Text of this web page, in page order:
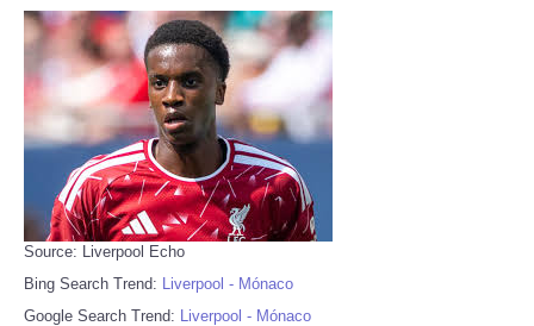
Source: Liverpool Echo
Bing Search Trend: Liverpool - Mónaco
Google Search Trend: Liverpool - Mónaco